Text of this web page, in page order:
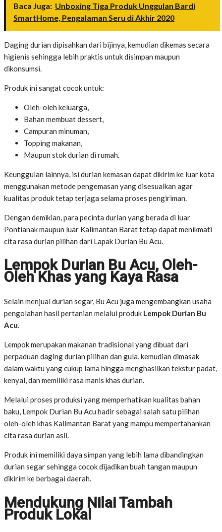
Baca Juga: Unboxing Tiga Produk Unggulan Bardi
SmartHome, Pengalaman Seru di Akhir 2020
Daging durian dipisahkan dari bijinya, kemudian dikemas secara
higienis sehingga lebih praktis untuk disimpan maupun
dikonsumsi.
Produk ini sangat cocok untuk:
Oleh-oleh keluarga,
Bahan membuat dessert,
Campuran minuman,
Topping makanan,
Maupun stok durian di rumah.
Keunggulan lainnya, isi durian kemasan dapat dikirim ke luar kota
menggunakan metode pengemasan yang disesuaikan agar
kualitas produk tetap terjaga selama proses pengiriman.
Dengan demikian, para pecinta durian yang berada di luar
Pontianak maupun luar Kalimantan Barat tetap dapat menikmati
cita rasa durian pilihan dari Lapak Durian Bu Acu.
Lempok Durian Bu Acu, Oleh-
Oleh Khas yang Kaya Rasa
Selain menjual durian segar, Bu Acu juga mengembangkan usaha
pengolahan hasil pertanian melalui produk Lempok Durian Bu
Acu.
Lempok merupakan makanan tradisional yang dibuat dari
perpaduan daging durian pilihan dan gula, kemudian dimasak
dalam waktu yang cukup lama hingga menghasilkan tekstur padat,
kenyal, dan memiliki rasa manis khas durian.
Melalui proses produksi yang memperhatikan kualitas bahan
baku, Lempok Durian Bu Acu hadir sebagai salah satu pilihan
oleh-oleh khas Kalimantan Barat yang mampu mempertahankan
cita rasa durian asli.
Produk ini memiliki daya simpan yang lebih lama dibandingkan
durian segar sehingga cocok dijadikan buah tangan maupun
dikirim ke berbagai daerah.
Mendukung Nilai Tambah
Produk Lokal